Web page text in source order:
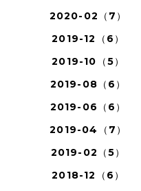
2020-02（7）
2019-12（6）
2019-10（5）
2019-08（6）
2019-06（6）
2019-04（7）
2019-02（5）
2018-12（6）